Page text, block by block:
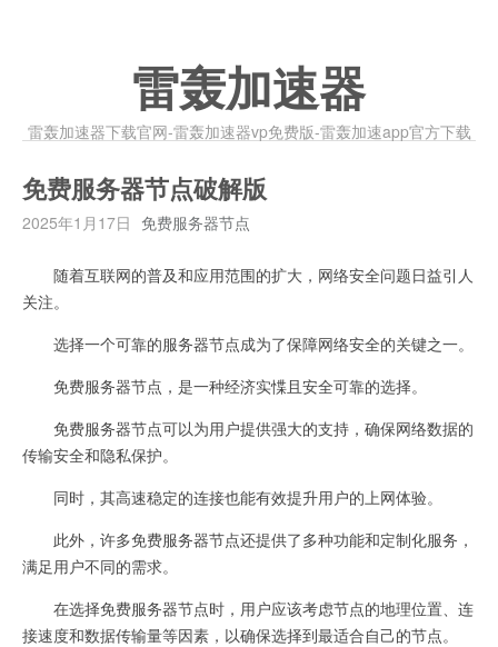
雷轰加速器
雷轰加速器下载官网-雷轰加速器vp免费版-雷轰加速app官方下载
免费服务器节点破解版
2025年1月17日 免费服务器节点
随着互联网的普及和应用范围的扩大，网络安全问题日益引人
关注。
选择一个可靠的服务器节点成为了保障网络安全的关键之一。
免费服务器节点，是一种经济实惵且安全可靠的选择。
免费服务器节点可以为用户提供强大的支持，确保网络数据的
传输安全和隐私保护。
同时，其高速稳定的连接也能有效提升用户的上网体验。
此外，许多免费服务器节点还提供了多种功能和定制化服务，
满足用户不同的需求。
在选择免费服务器节点时，用户应该考虑节点的地理位置、连
接速度和数据传输量等因素，以确保选择到最适合自己的节点。